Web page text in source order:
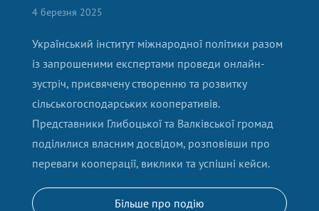
4 березня 2025
Український інститут міжнародної політики разом
із запрошеними експертами проведи онлайн-
зустріч, присвячену створенню та розвитку
сільськогосподарських кооперативів.
Представники Глибоцької та Валківської громад
поділилися власним досвідом, розповівши про
переваги кооперації, виклики та успішні кейси.
Більше про подію